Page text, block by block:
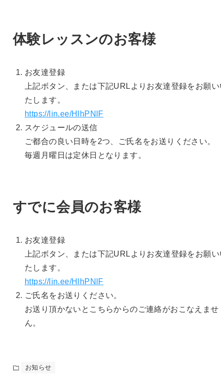
体験レッスンのお客様
お友達登録
上記ボタン、または下記URLよりお友達登録をお願い
たします。
https://lin.ee/HlhPNlF
スケジュールの送信
ご都合の良い日時を2つ、ご氏名をお送りください。
毎週月曜日は定休日となります。
すでに会員のお客様
お友達登録
上記ボタン、または下記URLよりお友達登録をお願い
たします。
https://lin.ee/HlhPNlF
ご氏名をお送りください。
お送り頂かないとこちらからのご連絡がおこなえませ
ん。
お知らせ